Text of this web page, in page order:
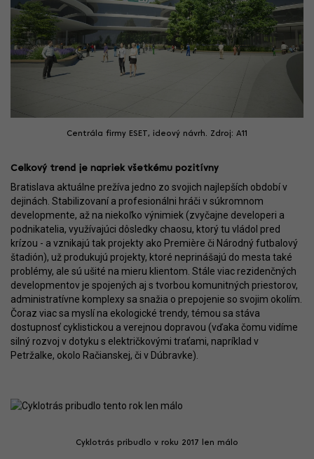
Centrála firmy ESET, ideový návrh. Zdroj: A11
Celkový trend je napriek všetkému pozitívny
Bratislava aktuálne prežíva jedno zo svojich najlepších období v
dejinách. Stabilizovaní a profesionálni hráči v súkromnom
developmente, až na niekoľko výnimiek (zvyčajne developeri a
podnikatelia, využívajúci dôsledky chaosu, ktorý tu vládol pred
krízou - a vznikajú tak projekty ako Première či Národný futbalový
štadión), už produkujú projekty, ktoré neprinášajú do mesta také
problémy, ale sú ušité na mieru klientom. Stále viac rezidenčných
developmentov je spojených aj s tvorbou komunitných priestorov,
administratívne komplexy sa snažia o prepojenie so svojim okolím.
Čoraz viac sa myslí na ekologické trendy, témou sa stáva
dostupnosť cyklistickou a verejnou dopravou (vďaka čomu vidíme
silný rozvoj v dotyku s električkovými traťami, napríklad v
Petržalke, okolo Račianskej, či v Dúbravke).
Cyklotrás pribudlo v roku 2017 len málo